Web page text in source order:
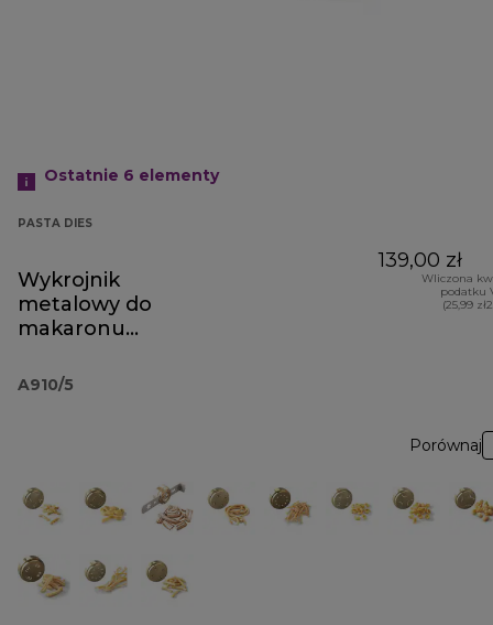
Ostatnie 6 elementy
PASTA DIES
Wykrojnik
metalowy do
makaronu
AA910
A910/5
139,00 zł
Wliczona
podatku
(25,99
Porównaj